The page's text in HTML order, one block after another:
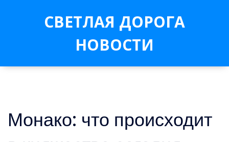
СВЕТЛАЯ ДОРОГА
НОВОСТИ
Монако: что происходит